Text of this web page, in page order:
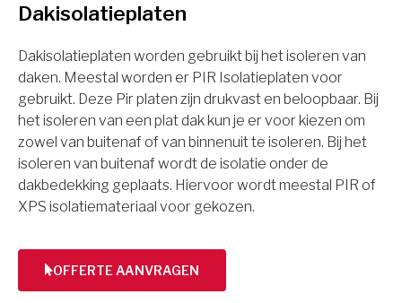
Dakisolatieplaten
Dakisolatieplaten worden gebruikt bij het isoleren van
daken. Meestal worden er PIR Isolatieplaten voor
gebruikt. Deze Pir platen zijn drukvast en beloopbaar. Bij
het isoleren van een plat dak kun je er voor kiezen om
zowel van buitenaf of van binnenuit te isoleren. Bij het
isoleren van buitenaf wordt de isolatie onder de
dakbedekking geplaats. Hiervoor wordt meestal PIR of
XPS isolatiemateriaal voor gekozen.
OFFERTE AANVRAGEN